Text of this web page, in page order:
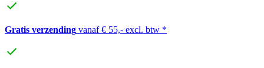
Gratis verzending vanaf € 55,- excl. btw *